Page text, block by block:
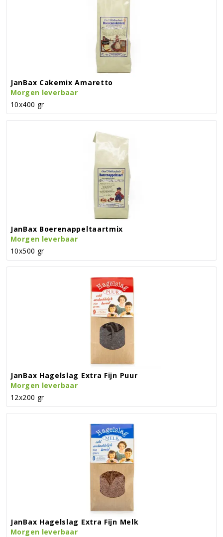
JanBax Cakemix Amaretto
Morgen leverbaar
10x400 gr
JanBax Boerenappeltaartmix
Morgen leverbaar
10x500 gr
JanBax Hagelslag Extra Fijn Puur
Morgen leverbaar
12x200 gr
JanBax Hagelslag Extra Fijn Melk
Morgen leverbaar